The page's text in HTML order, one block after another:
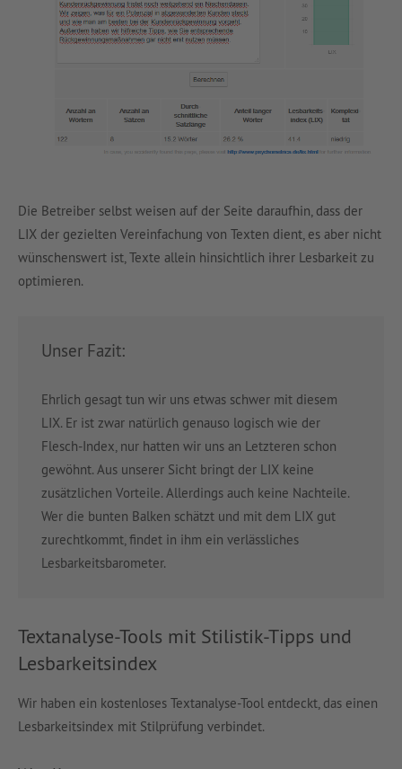
Die Betreiber selbst weisen auf der Seite daraufhin, dass der
LIX der gezielten Vereinfachung von Texten dient, es aber nicht
wünschenswert ist, Texte allein hinsichtlich ihrer Lesbarkeit zu
optimieren.
Unser Fazit:
Ehrlich gesagt tun wir uns etwas schwer mit diesem
LIX. Er ist zwar natürlich genauso logisch wie der
Flesch-Index, nur hatten wir uns an Letzteren schon
gewöhnt. Aus unserer Sicht bringt der LIX keine
zusätzlichen Vorteile. Allerdings auch keine Nachteile.
Wer die bunten Balken schätzt und mit dem LIX gut
zurechtkommt, findet in ihm ein verlässliches
Lesbarkeitsbarometer.
Textanalyse-Tools mit Stilistik-Tipps und
Lesbarkeitsindex
Wir haben ein kostenloses Textanalyse-Tool entdeckt, das einen
Lesbarkeitsindex mit Stilprüfung verbindet.